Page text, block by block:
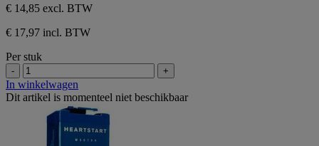
€ 14,85 excl. BTW
€ 17,97 incl. BTW
Per stuk
- +
In winkelwagen
Dit artikel is momenteel niet beschikbaar